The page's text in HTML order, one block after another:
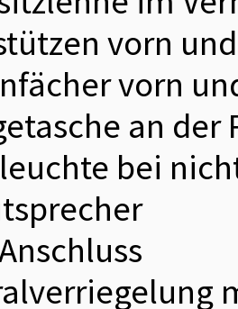
vorn
vorn
an der
bei